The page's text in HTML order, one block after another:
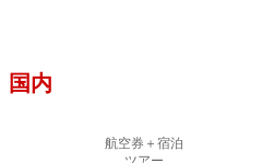
国内
航空券＋宿泊